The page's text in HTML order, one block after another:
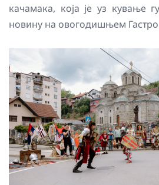
качамака, која је уз кување
новину на овогодишњем Гастро